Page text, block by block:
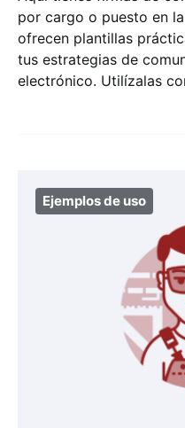
por cargo o puesto en
ofrecen plantillas
tus estrategias de
electrónico. Utilízalas
Ejemplos de uso